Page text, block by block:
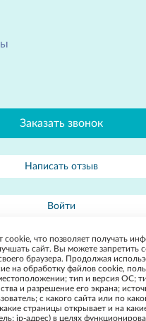
Заказать звонок
Написать отзыв
Войти
Карта сайта
бюджетное учреждение
cookie, что позволяет получать
сайт. Вы можете запретить
браузера. Продолжая
на обработку файлов cookie,
тип и версия ОС;
и разрешение его экрана;
с какого сайта или по
страницы открывает и на
ip-адрес) в целях